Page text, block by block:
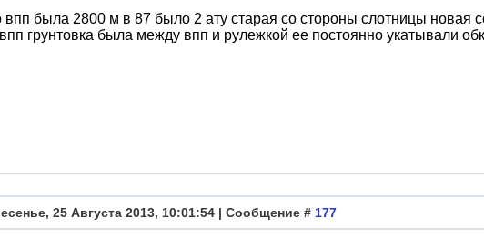
впп была 2800 м в 87 было 2 ату старая со стороны слотницы новая
грунтовка была между впп и рулежкой ее постоянно укатывали
25 Августа 2013, 10:01:54 | Сообщение # 177